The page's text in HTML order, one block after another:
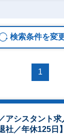
検索条件を変
1
アシスタント求
社／年休125日】